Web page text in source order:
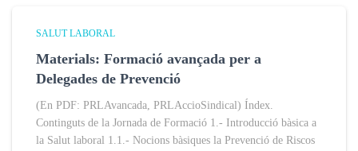
SALUT LABORAL
Materials: Formació avançada per a
Delegades de Prevenció
(En PDF: PRLAvancada, PRLAccioSindical) Índex.
Continguts de la Jornada de Formació 1.- Introducció bàsica a
la Salut laboral 1.1.- Nocions bàsiques la Prevenció de Riscos